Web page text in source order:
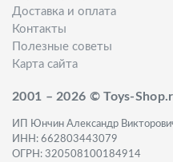
Доставка и оплата
Контакты
Полезные советы
Карта сайта
2001 – 2026 © Toys-
ИП Юнчин Александр
ИНН: 662803443079
ОГРН: 320508100184914